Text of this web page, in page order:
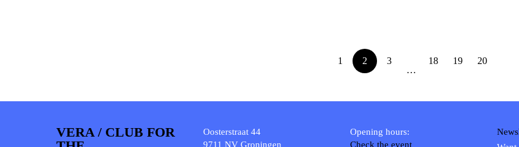
1 2
3
…
18 19 20
VERA / CLUB FOR
Oosterstraat 44
9711 NV Groningen
Opening hours:
Check the event